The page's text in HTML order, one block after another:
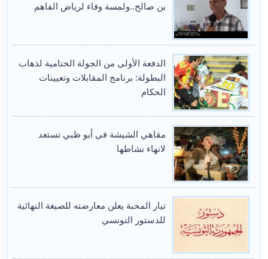
بن صالح..ولمسة وفاء لرياض الفاهم
الدفعة الأولى من الجولة الختامية لذهاب
البطولة: برنامج المقابلات وتعيينات
الحكام
مقاهي الشيشة في أبو ظبي تستعد
لانهاء نشاطها
تيار المحبة يعلن معارضته للصيغة النهائية
للدستور التونسي